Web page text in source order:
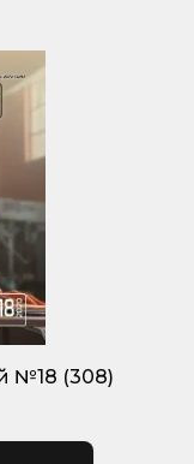
№18 (308)